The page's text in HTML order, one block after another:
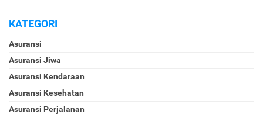
KATEGORI
Asuransi
Asuransi Jiwa
Asuransi Kendaraan
Asuransi Kesehatan
Asuransi Perjalanan